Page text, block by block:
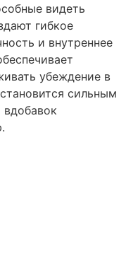
видеть
гибкое
и внутреннее
убеждение в
сильным